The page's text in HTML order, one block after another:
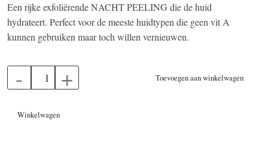
Een rijke exfoliërende NACHT PEELING die de huid
hydrateert. Perfect voor de meeste huidtypen die geen vit A
kunnen gebruiken maar toch willen vernieuwen.
- + Toevoegen aan winkelwagen
Winkelwagen